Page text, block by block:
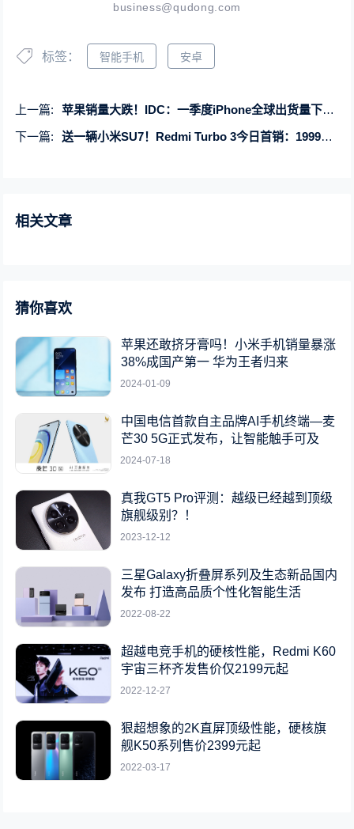
business@qudong.com
标签： 智能手机 安卓
上一篇:
苹果销量大跌！IDC：一季度iPhone全球出货量下降9.6%
下一篇:
送一辆小米SU7！Redmi Turbo 3今日首销：1999元起
相关文章
猜你喜欢
苹果还敢挤牙膏吗！小米手机销量暴涨
38%成国产第一 华为王者归来
2024-01-09
中国电信首款自主品牌AI手机终端—麦
芒30 5G正式发布，让智能触手可及
2024-07-18
真我GT5 Pro评测：越级已经越到顶级
旗舰级别？！
2023-12-12
三星Galaxy折叠屏系列及生态新品国内
发布 打造高品质个性化智能生活
2022-08-22
超越电竞手机的硬核性能，Redmi K60
宇宙三杯齐发售价仅2199元起
2022-12-27
狠超想象的2K直屏顶级性能，硬核旗
舰K50系列售价2399元起
2022-03-17